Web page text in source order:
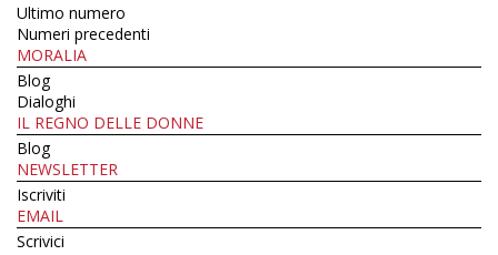
Ultimo numero
Numeri precedenti
MORALIA
Blog
Dialoghi
IL REGNO DELLE DONNE
Blog
NEWSLETTER
Iscriviti
EMAIL
Scrivici